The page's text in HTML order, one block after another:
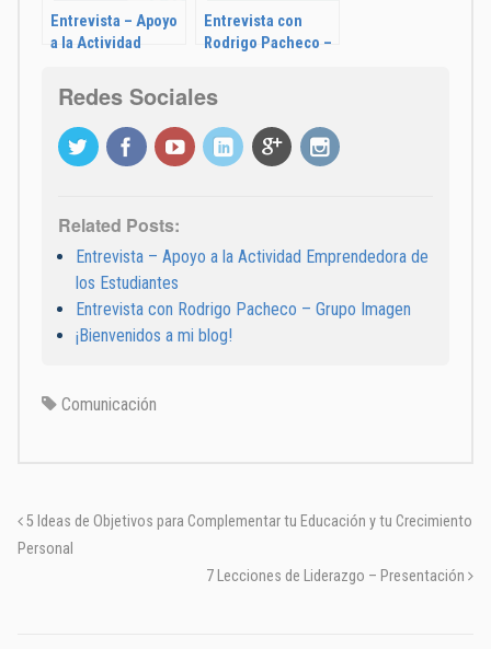
Entrevista – Apoyo
a la Actividad
los Estudiantes
Entrevista con
Rodrigo Pacheco –
Redes Sociales
Related Posts:
Entrevista – Apoyo a la Actividad Emprendedora de
los Estudiantes
Entrevista con Rodrigo Pacheco – Grupo Imagen
¡Bienvenidos a mi blog!
Comunicación
5 Ideas de Objetivos para Complementar tu Educación y tu Crecimiento
Personal
7 Lecciones de Liderazgo – Presentación